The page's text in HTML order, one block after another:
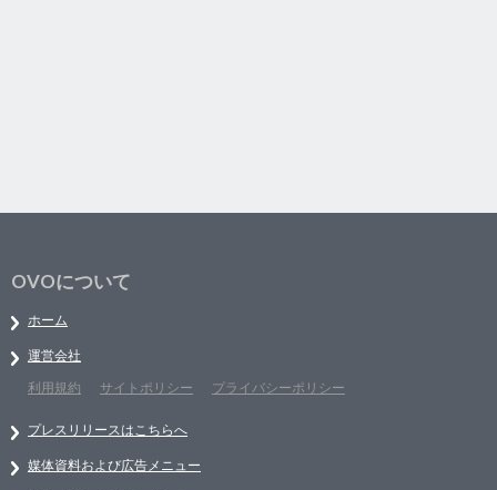
OVOについて
ホーム
運営会社
利用規約
サイトポリシー プライバシーポリシー
プレスリリースはこちらへ
媒体資料および広告メニュー